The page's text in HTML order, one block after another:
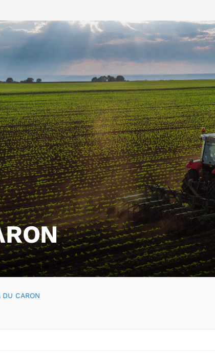
DU CARON